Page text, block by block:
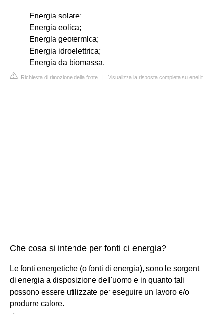
Energia solare;
Energia eolica;
Energia geotermica;
Energia idroelettrica;
Energia da biomassa.
Richiesta di rimozione della fonte | Visualizza la risposta completa su enel.it
Che cosa si intende per fonti di energia?
Le fonti energetiche (o fonti di energia), sono le sorgenti
di energia a disposizione dell'uomo e in quanto tali
possono essere utilizzate per eseguire un lavoro e/o
produrre calore.